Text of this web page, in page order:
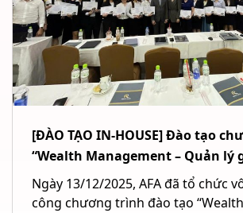
[ĐÀO TẠO IN-HOUSE] Đào tạo
“Wealth Management – Quản lý
Ngân hàng TMCP Quốc tế Việt
TP. Hồ Chí Minh
Ngày 13/12/2025, AFA đã tổ chức
công chương trình đào tạo “Wealth